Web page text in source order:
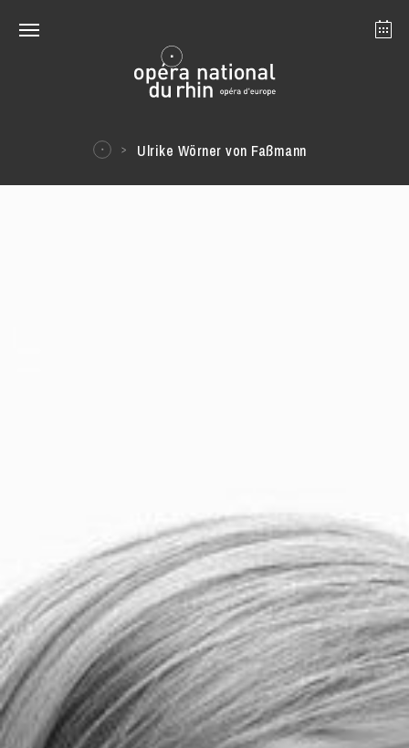
Strasbourg
Ulrike Wörner von Faßmann